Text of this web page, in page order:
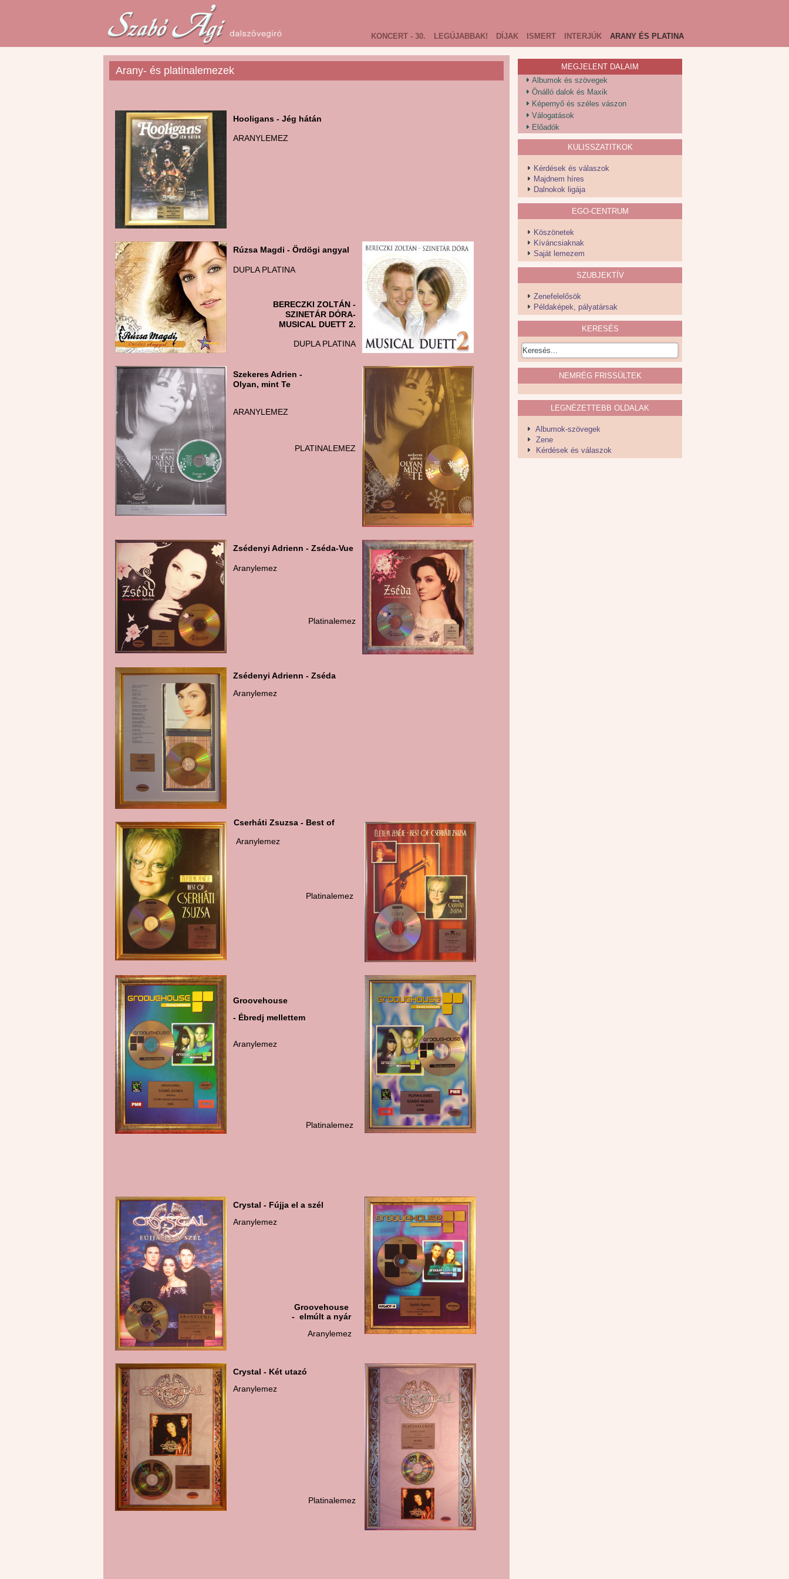
KONCERT - 30. LEGÚJABBAK! DÍJAK ISMERT INTERJÚK ARANY ÉS PLATINA
Arany- és platinalemezek
Hooligans - Jég hátán
ARANYLEMEZ
Rúzsa Magdi - Ördögi angyal
DUPLA PLATINA
BERECZKI ZOLTÁN -
SZINETÁR DÓRA-
MUSICAL DUETT 2.
DUPLA PLATINA
Szekeres Adrien -
Olyan, mint Te
ARANYLEMEZ
PLATINALEMEZ
Zsédenyi Adrienn - Zséda-Vue
Aranylemez
Platinalemez
Zsédenyi Adrienn - Zséda
Aranylemez
Cserháti Zsuzsa - Best of
Aranylemez
Platinalemez
Groovehouse
- Ébredj mellettem
Aranylemez
Platinalemez
Crystal - Fújja el a szél
Aranylemez
Groovehouse
- elmúlt a nyár
Aranylemez
Crystal - Két utazó
Aranylemez
Platinalemez
MEGJELENT DALAIM
Albumok és szövegek
Önálló dalok és Maxik
Képernyő és széles vászon
Válogatások
Előadók
KULISSZATITKOK
Kérdések és válaszok
Majdnem híres
Dalnokok ligája
EGO-CENTRUM
Köszönetek
Kíváncsiaknak
Saját lemezem
SZUBJEKTÍV
Zenefelelősök
Példaképek, pályatársak
KERESÉS
NEMRÉG FRISSÜLTEK
LEGNÉZETTEBB OLDALAK
Albumok-szövegek
Zene
Kérdések és válaszok